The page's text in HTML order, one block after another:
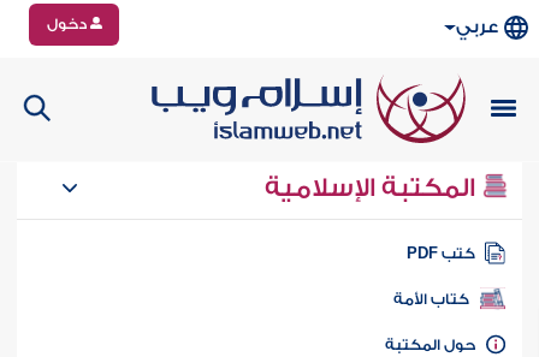
عربي دخول
المكتبة الإسلامية
كتب PDF
كتاب الأمة